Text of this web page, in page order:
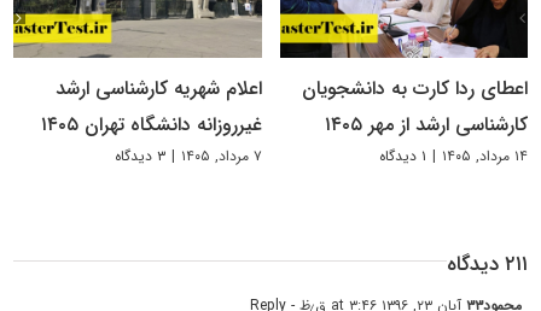
اعطای ردا کارت به دانشجویان
کارشناسی ارشد از مهر ۱۴۰۵
۱۴ مرداد, ۱۴۰۵ | ۱ دیدگاه
اعلام شهریه کارشناسی ارشد
غیرروزانه دانشگاه تهران ۱۴۰۵
۷ مرداد, ۱۴۰۵ | ۳ دیدگاه
۲۱۱ دیدگاه
محمود۳۳ آبان ۲۳, ۱۳۹۶ at ۳:۴۶ ق٫ظ - Reply